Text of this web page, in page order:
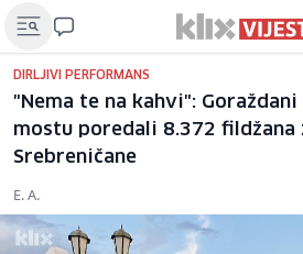
DIRLJIVI PERFORMANS
"Nema te na kahvi":
mostu poredali 8.372 fildžana
Srebreničane
E. A.